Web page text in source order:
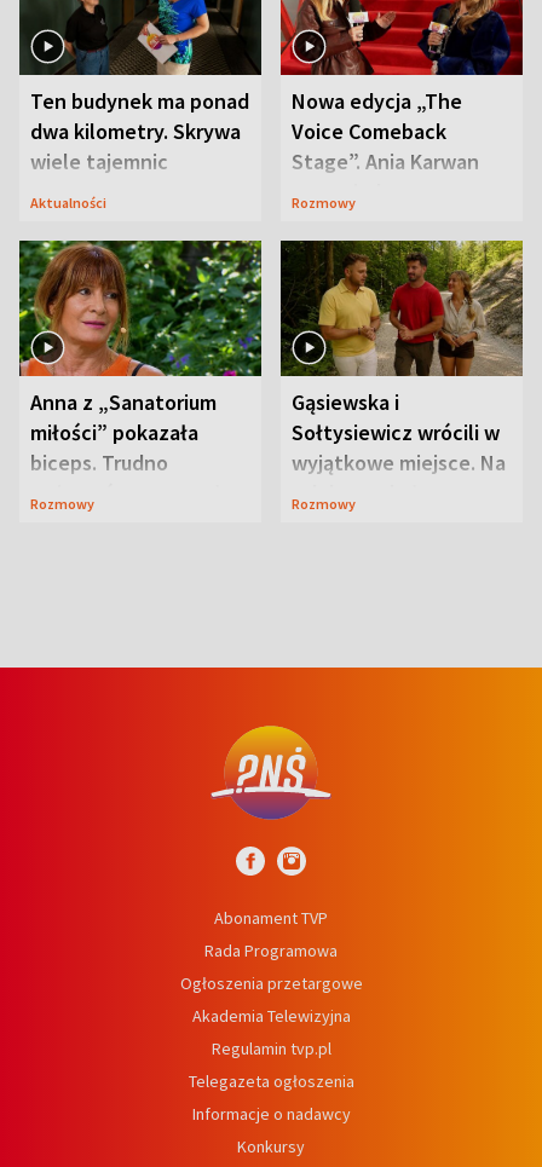
Ten budynek ma ponad
dwa kilometry. Skrywa
wiele tajemnic
Aktualności
Nowa edycja „The
Voice Comeback
Stage”. Ania Karwan
zapowiada
Rozmowy
Anna z „Sanatorium
miłości” pokazała
biceps. Trudno
uwierzyć, co przeszła
Rozmowy
Gąsiewska i
Sołtysiewicz wrócili w
wyjątkowe miejsce. Na
szlaku czekał
Rozmowy
Abonament TVP
Rada Programowa
Ogłoszenia przetargowe
Akademia Telewizyjna
Regulamin tvp.pl
Telegazeta ogłoszenia
Informacje o nadawcy
Konkursy